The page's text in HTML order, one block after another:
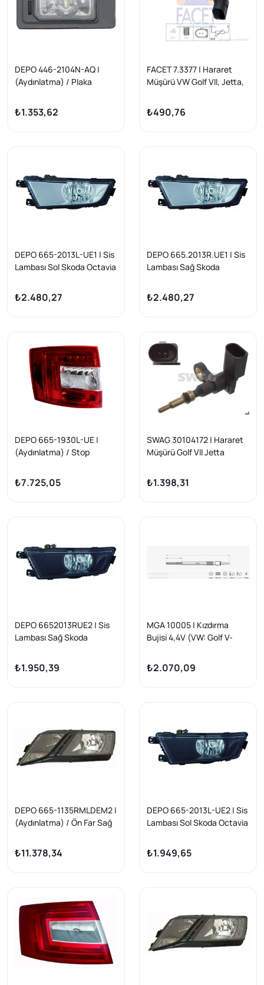
DEPO 446-2104N-AQ |
(Aydınlatma) / Plaka
16-/ A4 15-/ A6 14-/ A7 11-/
Q3 15-17 / Q7 16 -
₺1.353,62
FACET 7.3377 | Hararet
Müşürü VW Golf VII, Jetta,
A3/A4/A5/A6/Q5, Octavia,
Leon, Caddy 12-
₺490,76
DEPO 665-2013L-UE1 | Sis
Lambası Sol Skoda Octavia
₺2.480,27
DEPO 665.2013R.UE1 | Sis
Lambası Sağ Skoda
₺2.480,27
DEPO 665-1930L-UE |
(Aydınlatma) / Stop
13-Combı
₺7.725,05
SWAG 30104172 | Hararet
Müşürü Golf VII Jetta
Q5 Octavia Leon 12 -
₺1.398,31
DEPO 6652013RUE2 | Sis
Lambası Sağ Skoda
₺1.950,39
MGA 10005 | Kızdırma
Bujisi 4,4V (VW: Golf V-
₺2.070,09
DEPO 665-1135RMLDEM2 |
(Aydınlatma) / Ön Far Sağ
Motoru Uzerınde
₺11.378,34
DEPO 665-2013L-UE2 | Sis
Lambası Sol Skoda Octavia
₺1.949,65